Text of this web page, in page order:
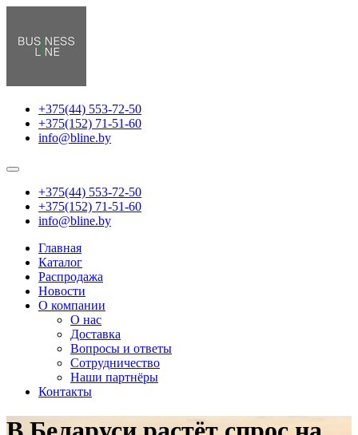
+375(44) 553-72-50
+375(152) 71-51-60
info@bline.by
+375(44) 553-72-50
+375(152) 71-51-60
info@bline.by
Главная
Каталог
Распродажа
Новости
О компании
О нас
Доставка
Вопросы и ответы
Сотрудничество
Наши партнёры
Контакты